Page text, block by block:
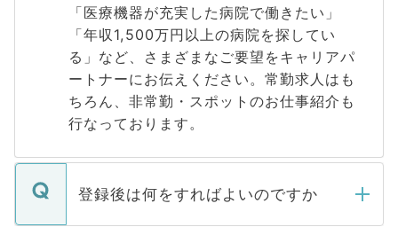
「医療機器が充実した病院で働きたい」
「年収1,500万円以上の病院を探してい
る」など、さまざまなご要望をキャリアパ
ートナーにお伝えください。常勤求人はも
ちろん、非常勤・スポットのお仕事紹介も
行なっております。
登録後は何をすればよいのですか